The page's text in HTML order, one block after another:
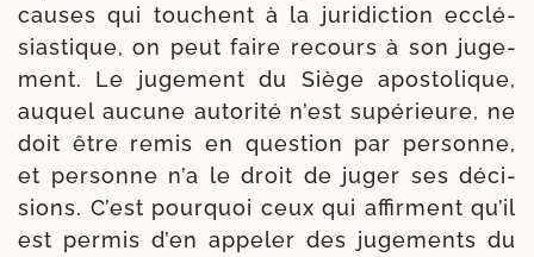
causes qui touchent à la juri­dic­tion ecclé­
sias­tique, on peut faire recours à son juge­
ment. Le juge­ment du Siège apos­to­lique,
auquel aucune auto­ri­té n’est supé­rieure, ne
doit être remis en ques­tion par per­sonne,
et per­sonne n’a le droit de juger ses déci­
sions. C’est pour­quoi ceux qui affirment qu’il
est per­mis d’en appe­ler des juge­ments du